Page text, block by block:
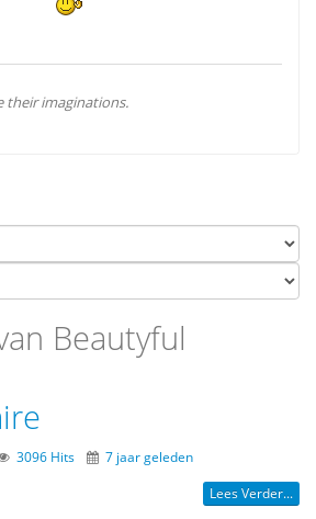
their imaginations.
Beautyful
3096 Hits 7 jaar geleden
Lees Verder...